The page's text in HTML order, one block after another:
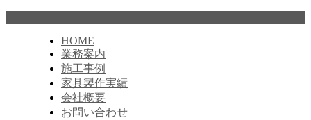
HOME
業務案内
施工事例
家具製作実績
会社概要
お問い合わせ